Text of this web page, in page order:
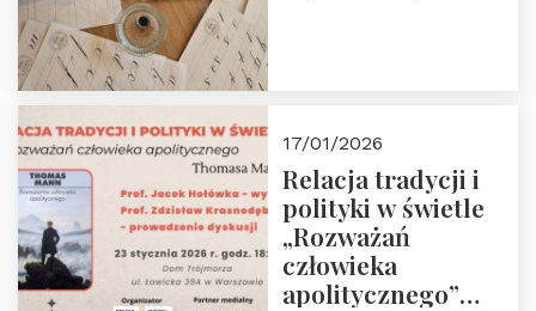
17/01/2026
Relacja tradycji i
polityki w świetle
„Rozważań
człowieka
apolitycznego”